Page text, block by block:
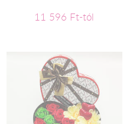
11 596 Ft-tól